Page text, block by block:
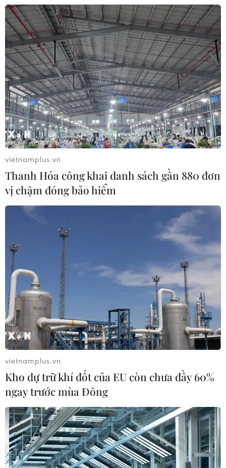
vietnamplus.vn
Thanh Hóa công khai danh sách gần 880 đơn
vị chậm đóng bảo hiểm
vietnamplus.vn
Kho dự trữ khí đốt của EU còn chưa đầy 60%
ngay trước mùa Đông